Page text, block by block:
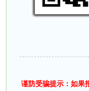
谨防受骗提示：如果